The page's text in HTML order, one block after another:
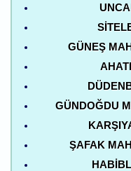
GÜNEŞ
GÜNDOĞDU
ŞAFAK